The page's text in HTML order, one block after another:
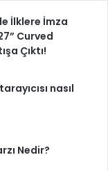
İlklere İmza
Curved
Çıktı!
nasıl
Nedir?